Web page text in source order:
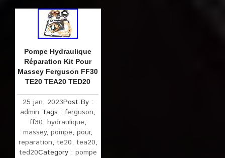
Pompe Hydraulique
Réparation Kit Pour
Massey Ferguson FF30
TE20 TEA20 TED20
25 jan, 2023Post By :
admin Tags :ferguson,
ff30, hydraulique,
massey,pompe,pour,
reparation, te20, tea20,
ted20Category : pompe